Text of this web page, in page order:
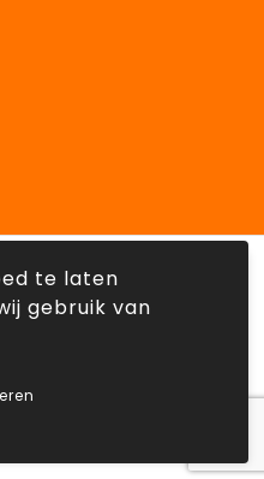
te laten
gebruik van